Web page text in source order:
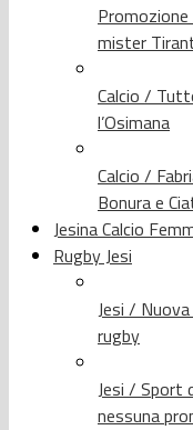
mister
Calcio /
l’Osimana
Calcio /
Bonura e
Jesina Calcio
Rugby Jesi
Jesi /
rugby
Jesi / Sport
nessuna